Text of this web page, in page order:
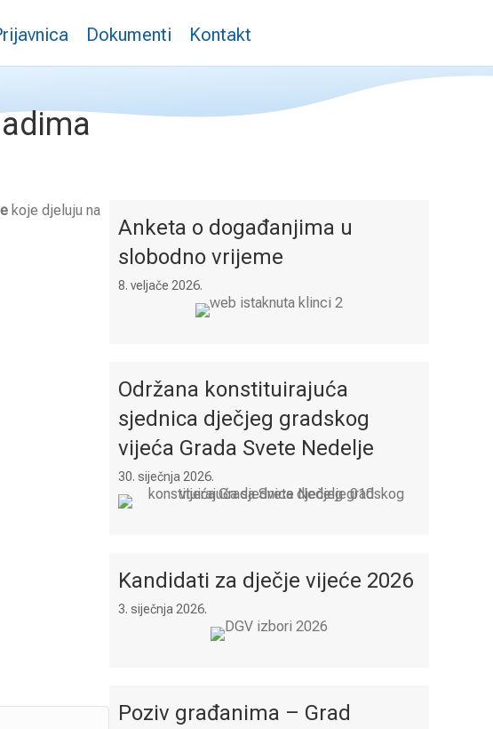
Dokumenti Kontakt
koje djeluju na
Anketa o događanjima u
slobodno vrijeme
8. veljače 2026.
Održana konstituirajuća
sjednica dječjeg gradskog
vijeća Grada Svete Nedelje
30. siječnja 2026.
Kandidati za dječje vijeće 2026
3. siječnja 2026.
Poziv građanima – Grad